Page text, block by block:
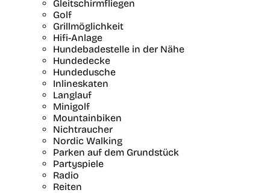
Gleitschirmfliegen
Golf
Grillmöglichkeit
Hifi-Anlage
Hundebadestelle in der Nähe
Hundedecke
Hundedusche
Inlineskaten
Langlauf
Minigolf
Mountainbiken
Nichtraucher
Nordic Walking
Parken auf dem Grundstück
Partyspiele
Radio
Reiten